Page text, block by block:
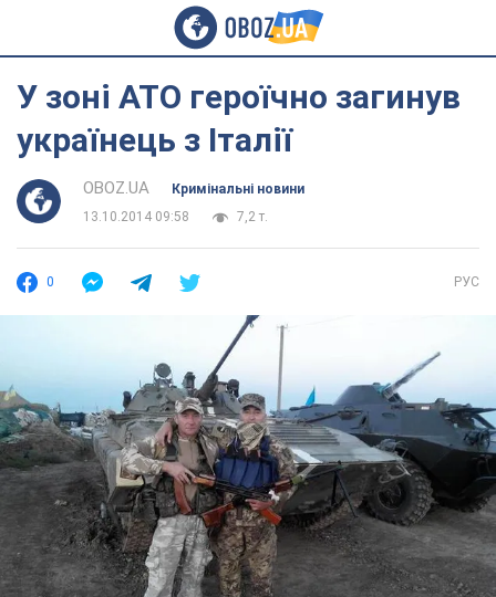
У зоні АТО героїчно загинув
українець з Італії
OBOZ.UA
Кримінальні новини
13.10.2014 09:58
7,2 т.
0 РУС